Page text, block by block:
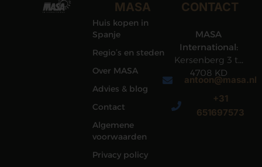
MASA
Huis kopen in
Spanje
Regio’s en steden
Over MASA
Advies & blog
Contact
Algemene
voorwaarden
Privacy policy
CONTACT
MASA
International:
Kersenberg 3 te
4708 KD
Roosendaal
antoon@masa.nl
+31
651697573